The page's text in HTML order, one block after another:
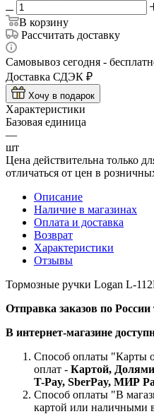
В корзину
Рассчитать доставку
Самовывоз сегодня -
Доставка СДЭК ₽
Хочу в подарок
Характеристики
Базовая единица
—
шт
Цена действительна только
отличаться от цен в
Описание
Наличие в магазинах
Оплата и доставка
Возврат
Характеристики
Отзывы
Тормозные ручки Logan L-
Отправка заказов по
В интернет-магазине
Способ оплаты "Карты
оплат - Картой,
T-Pay, SberPay, МИР
Способ оплаты "В
картой или наличными